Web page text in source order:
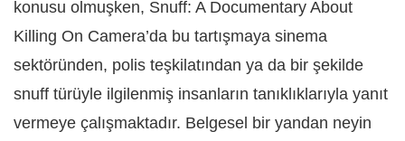
konusu olmuşken, Snuff: A Documentary About
Killing On Camera’da bu tartışmaya sinema
sektöründen, polis teşkilatından ya da bir şekilde
snuff türüyle ilgilenmiş insanların tanıklıklarıyla yanıt
vermeye çalışmaktadır. Belgesel bir yandan neyin